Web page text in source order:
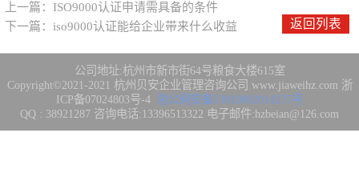
上一篇： ISO9000认证申请需具备的条件
下一篇： iso9000认证能给企业带来什么收益 返回列表
公司地址:杭州市新市街64号粮食大楼615室
Copyright©2021-2021 杭州贝安企业管理咨询公司 www.jiaweihz.com 浙
ICP备07024803号-4 浙公网安备33010802014275号
QQ : 38921287 咨询电话:13396513322 电子邮件:hzbeian@126.com
务标准咨询服务
计算机信息系统
集成3/4/5级
IATF16949管理